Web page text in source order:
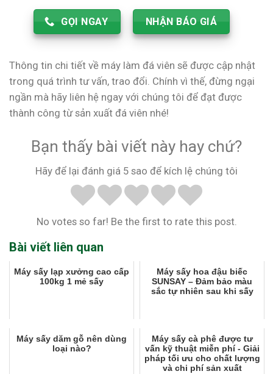
GỌI NGAY NHẬN BÁO GIÁ
Thông tin chi tiết về máy làm đá viên sẽ được cập nhật
trong quá trình tư vấn, trao đổi. Chính vì thế, đừng ngại
ngần mà hãy liên hệ ngay với chúng tôi để đạt được
thành công từ sản xuất đá viên nhé!
Bạn thấy bài viết này hay chứ?
Hãy để lại đánh giá 5 sao để kích lệ chúng tôi
No votes so far! Be the first to rate this post.
Bài viết liên quan
Máy sấy lạp xưởng cao cấp
100kg 1 mẻ sấy
Máy sấy hoa đậu biếc
SUNSAY – Đảm bảo màu
sắc tự nhiên sau khi sấy
Máy sấy dăm gỗ nên dùng
loại nào?
Máy sấy cà phê được tư
vấn kỹ thuật miễn phí - Giải
pháp tối ưu cho chất lượng
và chi phí sản xuất